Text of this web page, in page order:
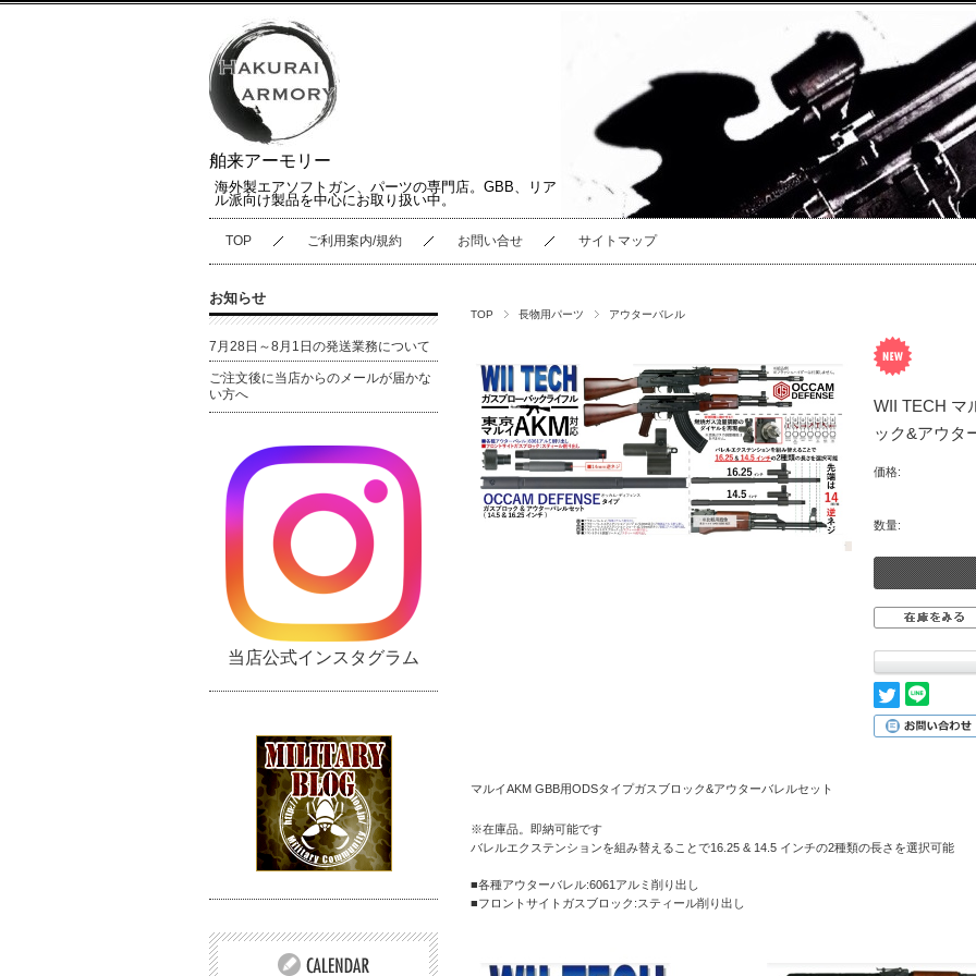
舶来アーモリー
海外製エアソフトガン、パーツの専門店。GBB、リア
ル派向け製品を中心にお取り扱い中。
TOP ご利用案内/規約 お問い合せ サイトマップ
TOP 長物用パーツ アウターバレル
WII TECH マ
ック&アウタ
価格:
数量:
マルイAKM GBB用ODSタイプガスブロック&アウターバレルセット
※在庫品。即納可能です
バレルエクステンションを組み替えることで16.25 & 14.5 インチの2種類の長さを選択可能
■各種アウターバレル:6061アルミ削り出し
■フロントサイトガスブロック:スティール削り出し
お知らせ
7月28日～8月1日の発送業務について
ご注文後に当店からのメールが届かな
い方へ
当店公式インスタグラム